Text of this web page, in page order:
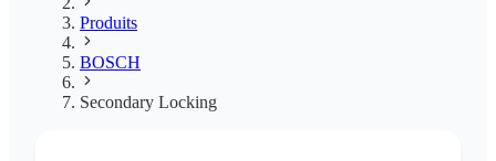
Produits
BOSCH
Secondary Locking